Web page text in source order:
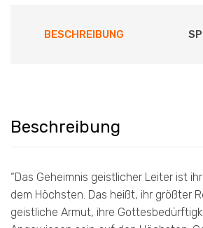
BESCHREIBUNG
Beschreibung
“Das Geheimnis geistlicher Leiter ist
dem Höchsten. Das heißt, ihr größter
geistliche Armut, ihre